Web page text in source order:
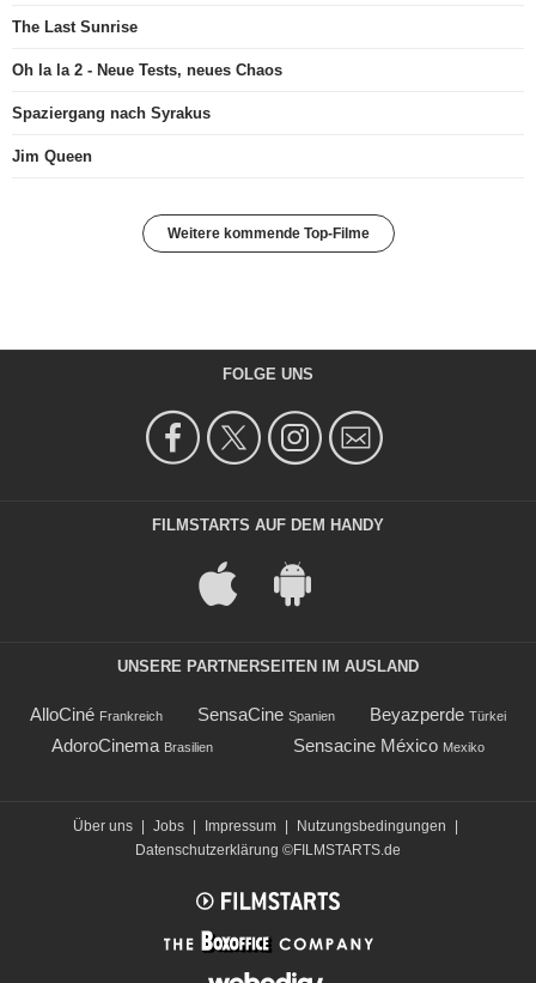
The Last Sunrise
Oh la la 2 - Neue Tests, neues Chaos
Spaziergang nach Syrakus
Jim Queen
Weitere kommende Top-Filme
FOLGE UNS
FILMSTARTS AUF DEM HANDY
UNSERE PARTNERSEITEN IM AUSLAND
AlloCiné Frankreich SensaCine Spanien Beyazperde Türkei
AdoroCinema Brasilien Sensacine México Mexiko
Über uns Jobs Impressum Nutzungsbedingungen
Datenschutzerklärung ©FILMSTARTS.de